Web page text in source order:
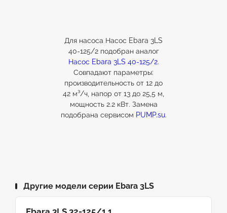
Для насоса Насос Ebara 3LS
40-125/2 подобран аналог
Насос Ebara 3LS 40-125/2.
Совпадают параметры:
производительность от 12 до
42 м³/ч, напор от 13 до 25,5 м,
мощность 2.2 кВт. Замена
подобрана сервисом PUMP.su.
Другие модели серии Ebara 3LS